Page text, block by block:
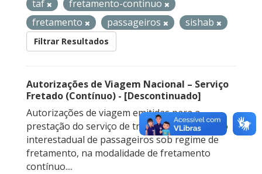
taf
fretamento-continuo
fretamento
passageiros sishab
Filtrar Resultados
Autorizações de Viagem Nacional – Serviço
Fretado (Contínuo) - [Descontinuado]
Autorizações de viagem emitidas para a
prestação do serviço de transporte rodoviário
interestadual de passageiros sob regime de
fretamento, na modalidade de fretamento
contínuo....